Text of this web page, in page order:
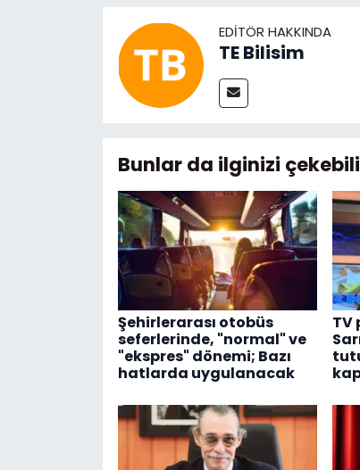
EDITÖR HAKKINDA
TE Bilisim
Bunlar da ilginizi
Şehirlerarası otobüs
seferlerinde, "normal" ve
"ekspres" dönemi; Bazı
hatlarda uygulanacak
TV